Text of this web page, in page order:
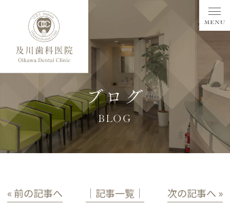
ブログ
BLOG
« 前の記事へ │記事一覧│ 次の記事へ »